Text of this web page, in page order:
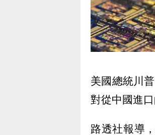
美國總統川
對從中國進
路透社報導